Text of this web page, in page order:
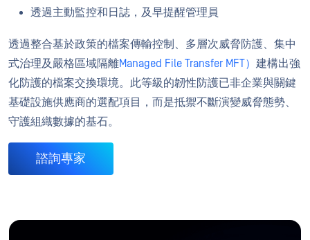
透過主動監控和日誌，及早提醒管理員
透過整合基於政策的檔案傳輸控制、多層次威脅防護、集中
式治理及嚴格區域隔離Managed File Transfer MFT） 建構出強
化防護的檔案交換環境。此等級的韌性防護已非企業與關鍵
基礎設施供應商的選配項目，而是抵禦不斷演變威脅態勢、
守護組織數據的基石。
諮詢專家
Managed File Transfer MFT)